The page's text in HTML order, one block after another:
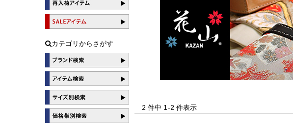
カテゴリからさがす
2 件中 1-2 件表示